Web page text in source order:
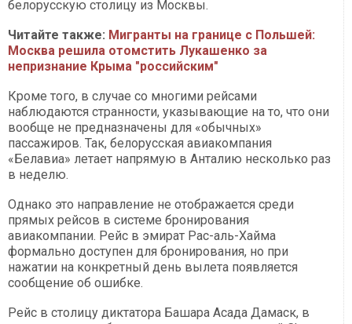
белорусскую столицу из Москвы.
Читайте также: Мигранты на границе с Польшей:
Москва решила отомстить Лукашенко за
непризнание Крыма "российским"
Кроме того, в случае со многими рейсами
наблюдаются странности, указывающие на то, что они
вообще не предназначены для «обычных»
пассажиров. Так, белорусская авиакомпания
«Белавиа» летает напрямую в Анталию несколько раз
в неделю.
Однако это направление не отображается среди
прямых рейсов в системе бронирования
авиакомпании. Рейс в эмират Рас-аль-Хайма
формально доступен для бронирования, но при
нажатии на конкретный день вылета появляется
сообщение об ошибке.
Рейс в столицу диктатора Башара Асада Дамаск, в